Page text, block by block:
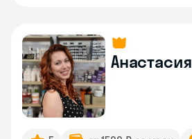
Анастасия